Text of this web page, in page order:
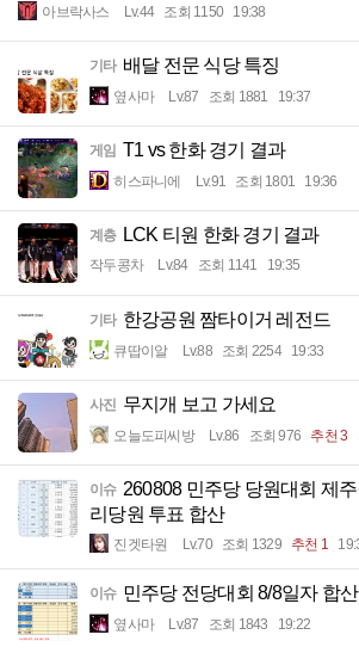
아브락사스 Lv.44 조회 1150 19:38
기타 배달 전문 식당 특징
옆사마 Lv.87 조회 1881 19:37
게임 T1 vs 한화 경기 결과
히스파니에 Lv.91 조회 1801 19:36
계층 LCK 티원 한화 경기 결과
작두콩차 Lv.84 조회 1141 19:35
기타 한강공원 짬타이거 레전드
큐땁이알 Lv.88 조회 2254 19:33
사진 무지개 보고 가세요
오늘도피씨방 Lv.86 조회 976 추천 3
이슈 260808 민주당 당원대회 제주
리당원 투표 합산
진겟타원 Lv.70 조회 1329 추천 1
이슈 민주당 전당대회 8/8일자 합
옆사마 Lv.87 조회 1843 19:22